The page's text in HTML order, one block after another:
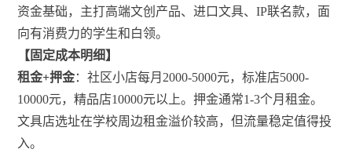
资金基础，主打高端文创产品、进口文具、IP联名款，面
向有消费力的学生和白领。
【固定成本明细】
租金+押金：社区小店每月2000-5000元，标准店5000-
10000元，精品店10000元以上。押金通常1-3个月租金。
文具店选址在学校周边租金溢价较高，但流量稳定值得投
入。